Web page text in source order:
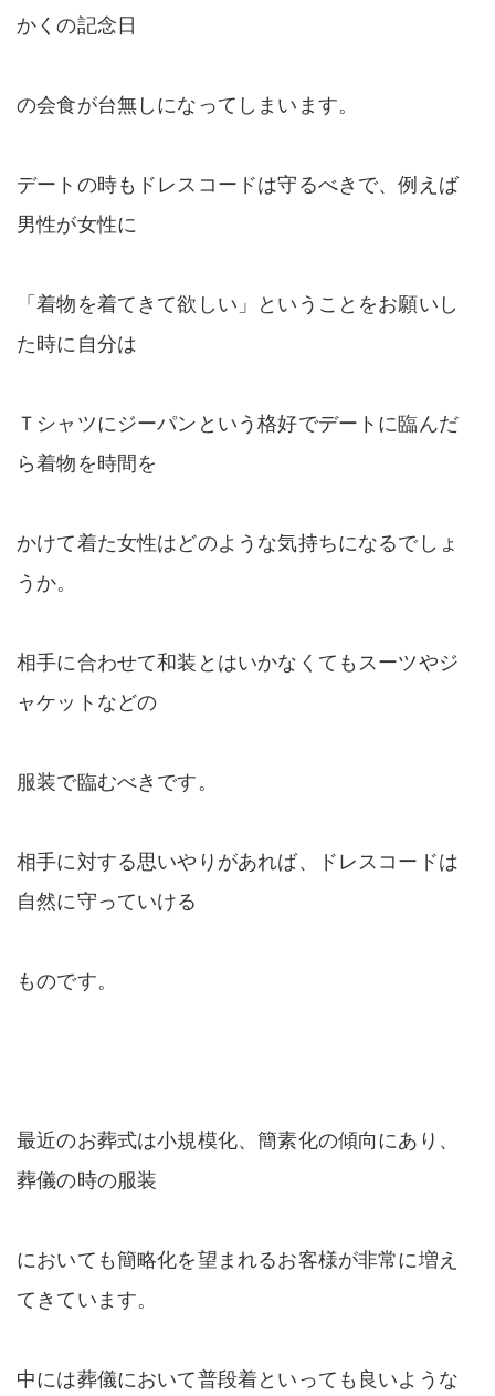
かくの記念日
の会食が台無しになってしまいます。
デートの時もドレスコードは守るべきで、例えば
男性が女性に
「着物を着てきて欲しい」ということをお願いし
た時に自分は
Ｔシャツにジーパンという格好でデートに臨んだ
ら着物を時間を
かけて着た女性はどのような気持ちになるでしょ
うか。
相手に合わせて和装とはいかなくてもスーツやジ
ャケットなどの
服装で臨むべきです。
相手に対する思いやりがあれば、ドレスコードは
自然に守っていける
ものです。
最近のお葬式は小規模化、簡素化の傾向にあり、
葬儀の時の服装
においても簡略化を望まれるお客様が非常に増え
てきています。
中には葬儀において普段着といっても良いような